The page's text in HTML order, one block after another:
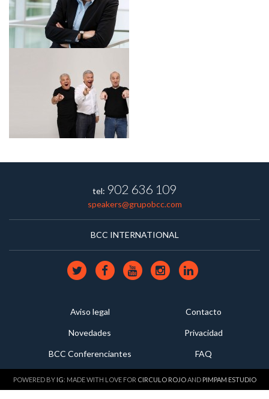
tel: 902 636 109
speakers@grupobcc.com
BCC INTERNATIONAL
Aviso legal Contacto
Novedades Privacidad
BCC Conferenciantes FAQ
POWERED BY IG: MADE WITH LOVE FOR CIRCULO ROJOAND PIMPAM ESTUDIO